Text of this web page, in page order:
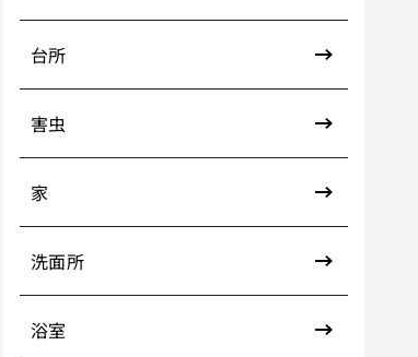
台所
害虫
家
洗面所
浴室